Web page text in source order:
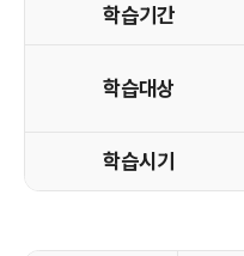
학습기간
학습대상
학습시기